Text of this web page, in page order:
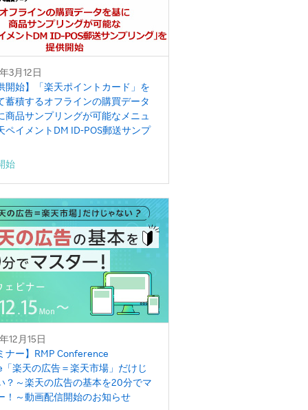
3月12日
開始】「楽天ポイントカード」を
蓄積するオフラインの購買データ
商品サンプリングが可能なメニュ
ペイメントDM ID-POS郵送サンプ
始
12月15日
ナー】RMP Conference
「楽天の広告＝楽天市場」だけじ
？～楽天の広告の基本を20分でマ
！～動画配信開始のお知らせ